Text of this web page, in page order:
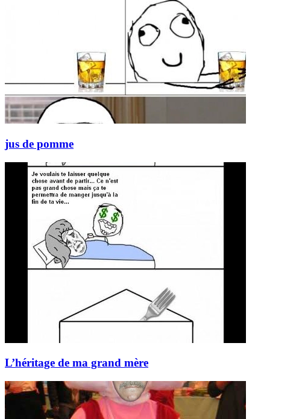
jus de pomme
L’héritage de ma grand mère